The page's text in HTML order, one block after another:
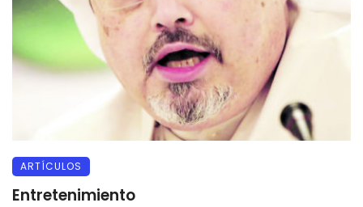
ARTÍCULOS
Entretenimiento